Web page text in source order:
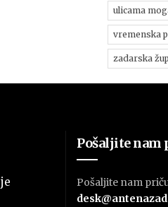
ulicama
vremenska
zadarska
Pošaljite
Pošaljite nam